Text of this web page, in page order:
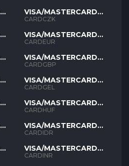
VISA/MASTERCARD
CZK
CARDCZK
VISA/MASTERCARD
EUR
CARDEUR
VISA/MASTERCARD
GBP
CARDGBP
VISA/MASTERCARD
GEL
CARDGEL
VISA/MASTERCARD
HUF
CARDHUF
VISA/MASTERCARD
IDR
CARDIDR
VISA/MASTERCARD
INR
CARDINR